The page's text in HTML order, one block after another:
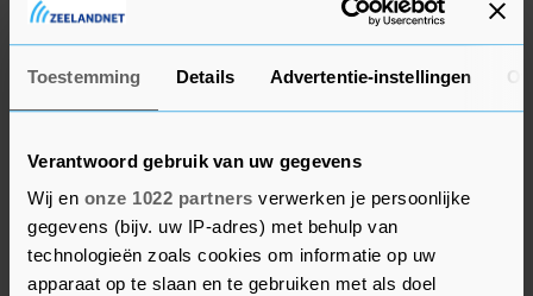
Toestemming Details Advertentie-instellingen
Verantwoord gebruik van uw gegevens
Wij en onze 1022 partners verwerken je persoonlijke
gegevens (bijv. uw IP-adres) met behulp van
technologieën zoals cookies om informatie op uw
apparaat op te slaan en te gebruiken met als doel
Op sommige dagen in juni waren er zelfs
helemaal geen nieuwe reclames van Temu, blijkt
Global. Voor de aankondiging van Trumps
importheffingen werden er nog dagelijks
duizenden tot tienduizenden nieuwe advertenties
gemaakt.